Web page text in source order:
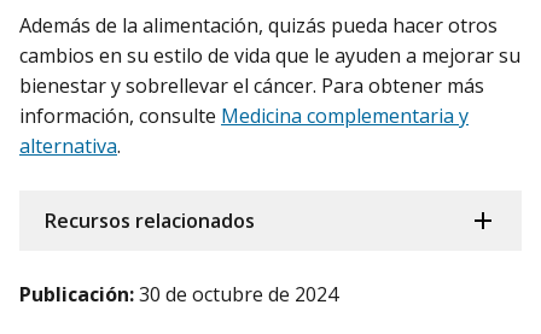
Además de la alimentación, quizás pueda hacer otros
cambios en su estilo de vida que le ayuden a mejorar su
bienestar y sobrellevar el cáncer. Para obtener más
información, consulte Medicina complementaria y
alternativa.
Recursos relacionados
Publicación:30 de octubre de 2024